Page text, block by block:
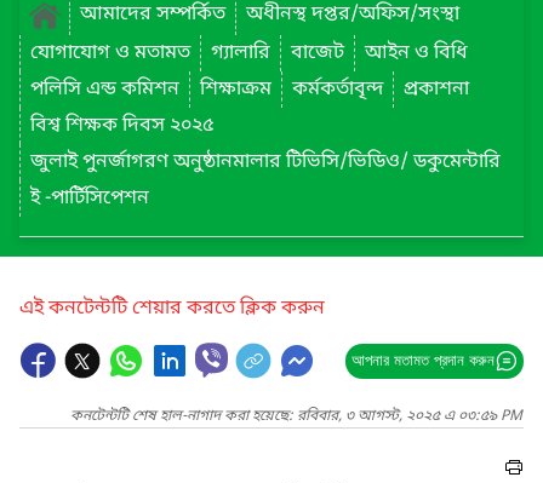
আমাদের সম্পর্কিত
অধীনস্থ দপ্তর/অফিস/সংস্থা
যোগাযোগ ও মতামত
গ্যালারি বাজেট
আইন ও বিধি
পলিসি এন্ড কমিশন
শিক্ষাক্রম কর্মকর্তাবৃন্দ
প্রকাশনা
বিশ্ব শিক্ষক দিবস ২০২৫
জুলাই পুনর্জাগরণ অনুষ্ঠানমালার টিভিসি/ভিডিও/ ডকুমেন্টারি
ই -পার্টিসিপেশন
এই কনটেন্টটি শেয়ার করতে ক্লিক করুন
আপনার মতামত প্রদান করুন
কনটেন্টটি শেষ হাল-নাগাদ করা হয়েছে: রবিবার, ৩ আগস্ট, ২০২৫ এ ০৩:৫৯ PM